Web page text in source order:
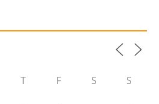
T F S S